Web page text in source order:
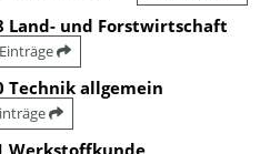
Land- und Forstwirtschaft
Technik allgemein
Werkstoffkunde